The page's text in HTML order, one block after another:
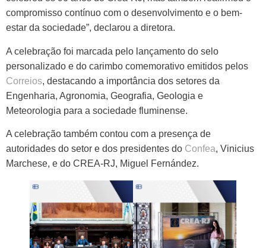
compromisso contínuo com o desenvolvimento e o bem-
estar da sociedade”, declarou a diretora.
A celebração foi marcada pelo lançamento do selo
personalizado e do carimbo comemorativo emitidos pelos
Correios, destacando a importância dos setores da
Engenharia, Agronomia, Geografia, Geologia e
Meteorologia para a sociedade fluminense.
A celebração também contou com a presença de
autoridades do setor e dos presidentes do Confea, Vinicius
Marchese, e do CREA-RJ, Miguel Fernández.